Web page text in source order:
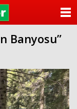
Banyosu”
ANASAYFA
KATEGORİLER
ANKETLER